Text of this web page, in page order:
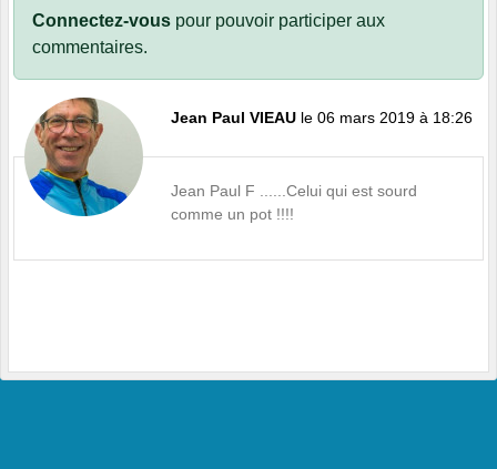
Connectez-vous pour pouvoir participer aux
commentaires.
Jean Paul VIEAU le 06 mars 2019 à 18:26
Jean Paul F ......Celui qui est sourd
comme un pot !!!!